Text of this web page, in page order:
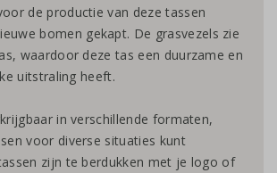
de productie van deze tassen
bomen gekapt. De grasvezels zie
waardoor deze tas een duurzame en
uitstraling heeft.
in verschillende formaten,
voor diverse situaties kunt
zijn te berdukken met je logo of